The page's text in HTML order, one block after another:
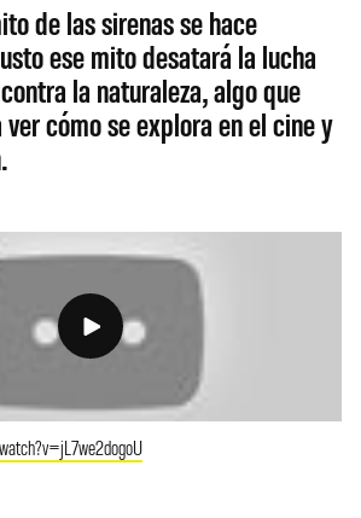
de las sirenas se hace
ese mito desatará la lucha
la naturaleza, algo que
ver cómo se explora en el cine y